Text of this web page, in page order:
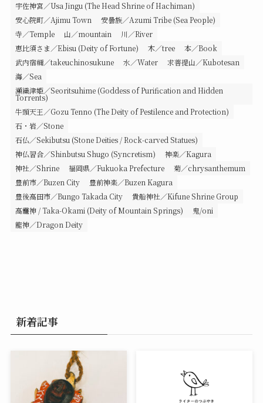
宇佐神宮／Usa Jingu (The Head Shrine of Hachiman)
安心院町／Ajimu Town
安曇族／Azumi Tribe (Sea People)
寺／Temple
山／mountain
川／River
恵比須さま／Ebisu (Deity of Fortune)
木／tree
本／Book
武内宿禰／takeuchinosukune
水／Water
求菩提山／Kubotesan
海／Sea
瀬織津姫／Seoritsuhime (Goddess of Purification and Hidden
Torrents)
牛頭天王／Gozu Tenno (The Deity of Pestilence and Protection)
石・岩／Stone
石仏／Sekibutsu (Stone Deities / Rock-carved Statues)
神仏習合／Shinbutsu Shugo (Syncretism)
神楽／Kagura
神社／Shrine
福岡県／Fukuoka Prefecture
菊／chrysanthemum
豊前市／Buzen City
豊前神楽／Buzen Kagura
豊後高田市／Bungo Takada City
貴船神社／Kifune Shrine Group
高龗神 / Taka-Okami (Deity of Mountain Springs)
鬼/oni
龍神／Dragon Deity
新着記事